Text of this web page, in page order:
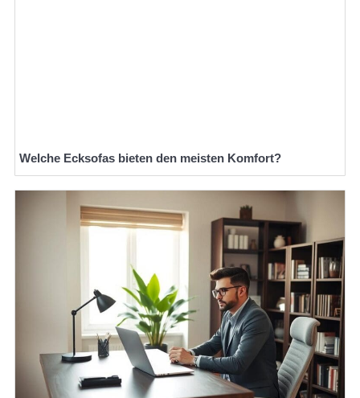
Welche Ecksofas bieten den meisten Komfort?